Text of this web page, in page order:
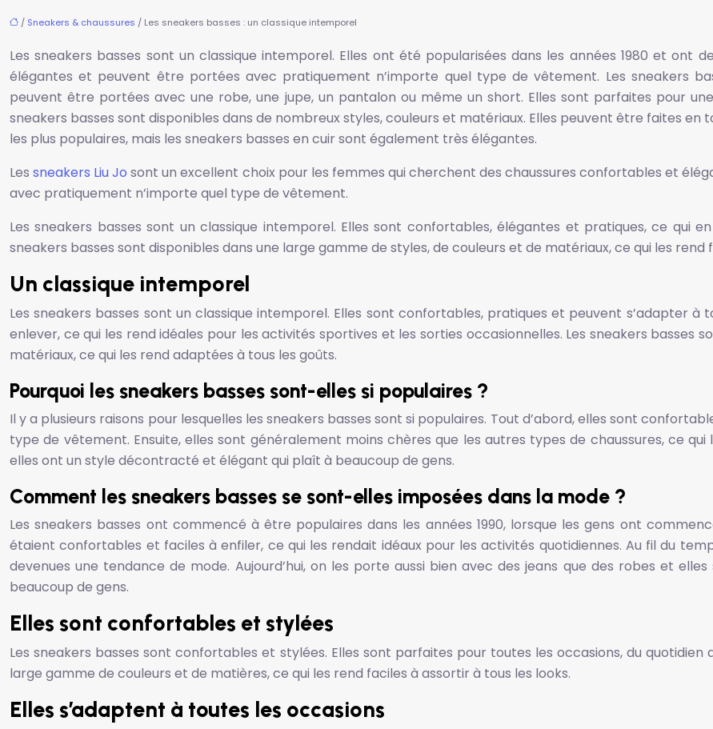
/ Sneakers & chaussures / Les sneakers basses : un classique intemporel
Les sneakers basses sont un classique intemporel. Elles ont été popularisées dans les années 1980 et ont
élégantes et peuvent être portées avec pratiquement n’importe quel type de vêtement. Les sneakers
peuvent être portées avec une robe, une jupe, un pantalon ou même un short. Elles sont parfaites pour
sneakers basses sont disponibles dans de nombreux styles, couleurs et matériaux. Elles peuvent être faites en
les plus populaires, mais les sneakers basses en cuir sont également très élégantes.
Lessneakers Liu Jo sont un excellent choix pour les femmes qui cherchent des chaussures confortables et
avec pratiquement n’importe quel type de vêtement.
Les sneakers basses sont un classique intemporel. Elles sont confortables, élégantes et pratiques, ce qui
sneakers basses sont disponibles dans une large gamme de styles, de couleurs et de matériaux, ce qui les rend
Un classique intemporel
Les sneakers basses sont un classique intemporel. Elles sont confortables, pratiques et peuvent s’adapter
enlever, ce qui les rend idéales pour les activités sportives et les sorties occasionnelles. Les sneakers basses
matériaux, ce qui les rend adaptées à tous les goûts.
Pourquoi les sneakers basses sont-elles si populaires ?
Il y a plusieurs raisons pour lesquelles les sneakers basses sont si populaires. Tout d’abord, elles sont
type de vêtement. Ensuite, elles sont généralement moins chères que les autres types de chaussures, ce
elles ont un style décontracté et élégant qui plaît à beaucoup de gens.
Comment les sneakers basses se sont-elles imposées dans la mode ?
Les sneakers basses ont commencé à être populaires dans les années 1990, lorsque les gens ont
étaient confortables et faciles à enfiler, ce qui les rendait idéaux pour les activités quotidiennes. Au fil du
devenues une tendance de mode. Aujourd’hui, on les porte aussi bien avec des jeans que des robes et
beaucoup de gens.
Elles sont confortables et stylées
Les sneakers basses sont confortables et stylées. Elles sont parfaites pour toutes les occasions, du quotidien
large gamme de couleurs et de matières, ce qui les rend faciles à assortir à tous les looks.
Elles s’adaptent à toutes les occasions